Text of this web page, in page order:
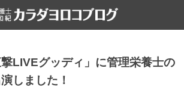
LIVEグッディ」に管理栄養士の
しました！